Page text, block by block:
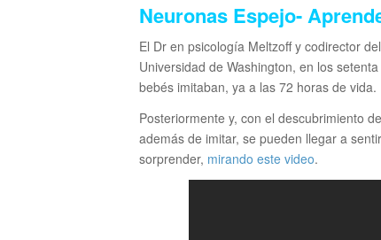
Neuronas Espejo-
El Dr en psicología Meltzoff y codirector
Universidad de Washington, en los
bebés imitaban, ya a las 72 horas de vida.
Posteriormente y, con el descubrimiento
además de imitar, se pueden llegar a
sorprender, mirando este video.